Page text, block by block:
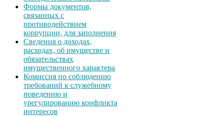
Формы документов,
связанных с
противодействием
коррупции, для заполнения
Сведения о доходах,
расходах, об имуществе и
обязательствах
имущественного характера
Комиссия по соблюдению
требований к служебному
поведению и
урегулированию конфликта
интересов